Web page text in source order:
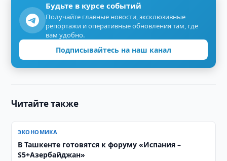
Будьте в курсе событий
Получайте главные новости, эксклюзивные
репортажи и оперативные обновления там, где
вам удобно.
Подписывайтесь на наш канал
Читайте также
ЭКОНОМИКА
В Ташкенте готовятся к форуму «Испания –
S5+Азербайджан»